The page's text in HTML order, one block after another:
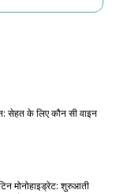
सेहत के लिए कौन सी वाइन
मोनोहाइड्रेट: शुरुआती